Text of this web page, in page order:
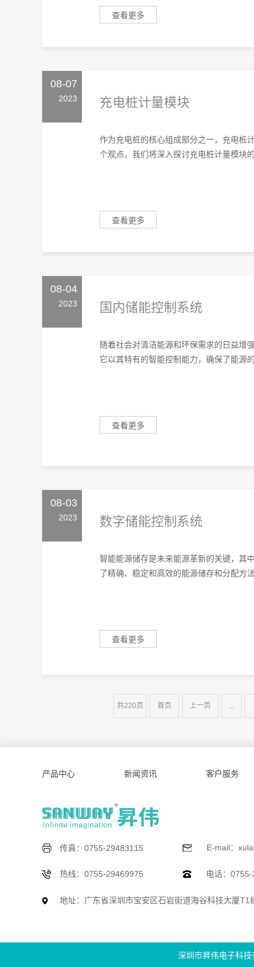
查看更多
08-07
2023 充电桩计量模块
作为充电桩的核心组成部分之一，充电桩
个观点，我们将深入探讨充电桩计量模块
查看更多
08-04
2023 国内储能控制系统
随着社会对清洁能源和环保需求的日益增
它以其特有的智能控制能力，确保了能源
查看更多
08-03
2023 数字储能控制系统
智能能源储存是未来能源革新的关键，其
了精确、稳定和高效的能源储存和分配方
查看更多
共220页 首页 上一页
产品中心 新闻资讯 客户服务
传真：0755-29483115 E-mail：
热线：0755-29469975 电话：
地址：广东省深圳市宝安区石岩街道海谷科技大厦T1
深圳市昇伟电子科